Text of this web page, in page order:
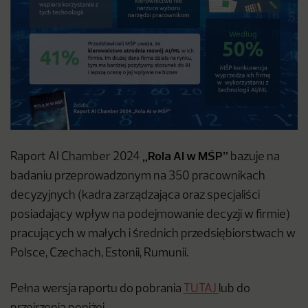
Raport AI Chamber 2024 „Rola AI w MŚP” bazuje na
badaniu przeprowadzonym na 350 pracownikach
decyzyjnych (kadra zarządzająca oraz specjaliści
posiadający wpływ na podejmowanie decyzji w firmie)
pracujących w małych i średnich przedsiębiorstwach w
Polsce, Czechach, Estonii, Rumunii.
Pełna wersja raportu do pobrania TUTAJ lub do